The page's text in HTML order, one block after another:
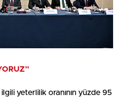
ilgili yeterlilik oranının yüzde 95